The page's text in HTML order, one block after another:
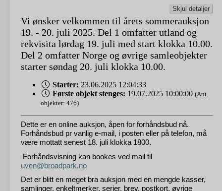
Skjul detaljer
Vi ønsker velkommen til årets sommerauksjon
19. - 20. juli 2025. Del 1 omfatter utland og
rekvisita lørdag 19. juli med start klokka 10.00.
Del 2 omfatter Norge og øvrige samleobjekter
starter søndag 20. juli klokka 10.00.
Starter: 23.06.2025 12:04:33
Første objekt stenges: 19.07.2025 10:00:00 (Ant.
objekter: 476)
Dette er en online auksjon, åpen for forhåndsbud nå.
Forhåndsbud pr vanlig e-mail, i posten eller på telefon, må
være mottatt senest 18. juli klokka 1800.
Forhåndsvisning kan bookes ved mail til
uven@broadpark.no
Det er blitt en meget bra auksjon med en mengde kasser,
samlinger, enkeltmerker, serier, brev, postkort, øvrige